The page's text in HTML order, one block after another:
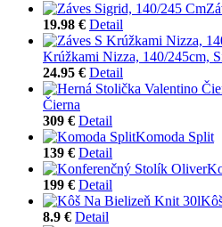
19.98 € Detail
Krúžkami Nizza, 140/245cm,
24.95 € Detail
Čierna
309 € Detail
Komoda Split
139 € Detail
199 € Detail
8.9 € Detail